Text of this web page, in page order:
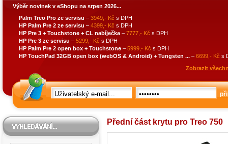
Výběr novinek v eShopu na srpen 2026...
Palm Treo Pro ze servisu – 3949,- Kč s DPH
HP Palm Pre 2 ze servisu – 4399,- Kč s DPH
HP Pre 3 + Touchstone + CL nabíječka – 7777,- Kč s DPH
HP Pre 3 ze servisu – 5299,- Kč s DPH
HP Palm Pre 2 open box + Touchstone – 5999,- Kč s DPH
HP TouchPad 32GB open box (webOS & Android) + Tungsten ... – 6699,- Kč s
Zobrazit
Přední část krytu pro Treo 750